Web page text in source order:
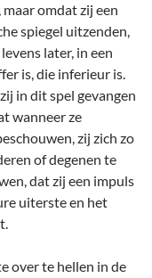
omdat zij een
spiegel uitzenden,
later, in een
is, die inferieur is.
in dit spel gevangen
wanneer ze
zij zich zo
of degenen te
dat zij een impuls
uiterste en het
over te hellen in de